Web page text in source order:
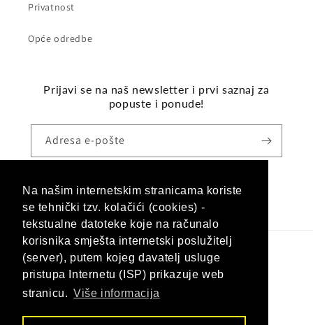
Na našim internetskim stranicama koriste
se tehnički tzv. kolačići (cookies) -
tekstualne datoteke koje na računalo
korisnika smješta internetski poslužitelj
(server), putem kojeg davatelj usluge
pristupa Internetu (ISP) prikazuje web
stranicu. Više informacija
Privatnost
Opće odredbe
Prijavi se na naš newsletter i prvi saznaj za
popuste i ponude!
Adresa e-pošte
FacebookInstagram
Jezik
Hrvatski (hrvatska)
Načini